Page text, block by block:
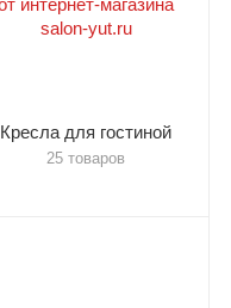
Кресла для гостиной
25 товаров